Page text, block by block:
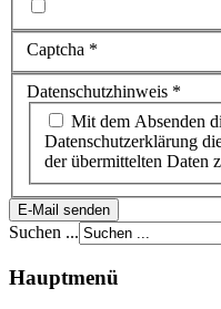
Captcha *
Datenschutzhinweis *
Datenschutzerklärung
der übermittelten Daten
E-Mail senden
Suchen ...
Hauptmenü